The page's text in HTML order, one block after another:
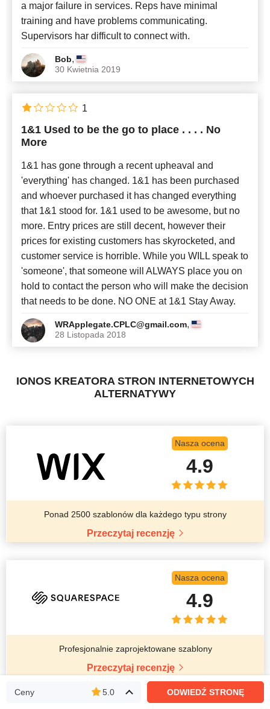
a major failure in services. Reps have minimal
training and have problems communicating.
Supervisors har difficult to connect with.
Bob,
30 Kwietnia 2019
1&1 Used to be the go to place . . . . No
More
1&1 has gone through a recent upheaval and
'everything' has changed. 1&1 has been purchased
and whoever purchased it has changed everything
that 1&1 stood for. 1&1 used to be awesome, but no
more. Entry prices are still decent, however their
prices for existing customers has skyrocketed, and
customer service is horrible. While you WILL speak to
'someone', that someone will ALWAYS place you on
hold to contact the person who will make the decision
that needs to be done. NO ONE at 1&1 Stay Away.
WRApplegate.CPLC@gmail.com,
28 Listopada 2018
1
IONOS KREATORA STRON INTERNETOWYCH
ALTERNATYWY
Nasza ocena
4.9
Ponad 2500 szablonów dla każdego typu strony
Przeczytaj recenzję
Nasza ocena
4.9
Profesjonalnie zaprojektowane szablony
Przeczytaj recenzję
Ceny 5.0 ODWIEDŹ STRONĘ